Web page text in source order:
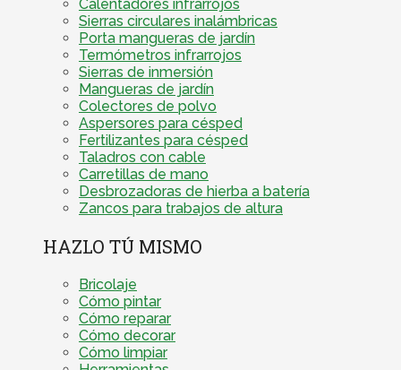
Calentadores infrarrojos
Sierras circulares inalámbricas
Porta mangueras de jardín
Termómetros infrarrojos
Sierras de inmersión
Mangueras de jardín
Colectores de polvo
Aspersores para césped
Fertilizantes para césped
Taladros con cable
Carretillas de mano
Desbrozadoras de hierba a batería
Zancos para trabajos de altura
HAZLO TÚ MISMO
Bricolaje
Cómo pintar
Cómo reparar
Cómo decorar
Cómo limpiar